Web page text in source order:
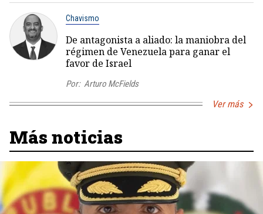
Chavismo
De antagonista a aliado: la maniobra del
régimen de Venezuela para ganar el
favor de Israel
Por: Arturo McFields
Ver más
Más noticias